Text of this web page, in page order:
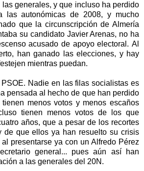
generales, y que incluso ha perdido
las autonómicas de 2008, y mucho
que la circunscripción de Almería
su candidato Javier Arenas, no ha
acusado de apoyo electoral. Al
han ganado las elecciones, y hay
mientras puedan.
Nadie en las filas socialistas es
pensada al hecho de que han perdido
menos votos y menos escaños
tienen menos votos de los que
años, que a pesar de los recortes
de que ellos ya han resuelto su crisis
presentarse ya con un Alfredo Pérez
general... pues aún así han
a las generales del 20N.